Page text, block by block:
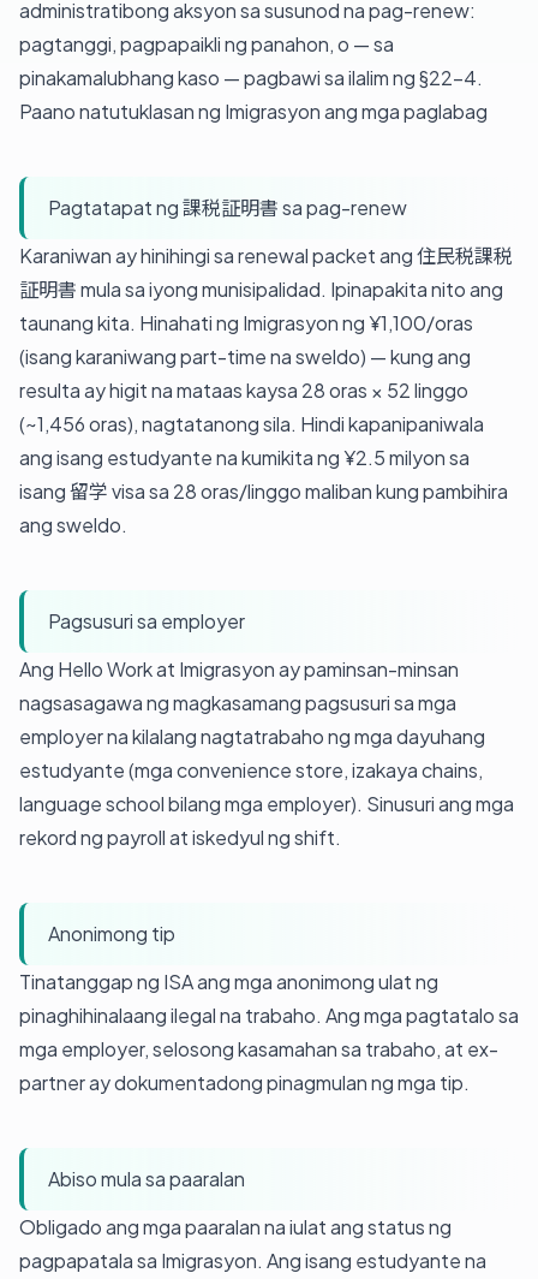
administratibong aksyon sa susunod na pag-renew:
pagtanggi, pagpapaikli ng panahon, o — sa
pinakamalubhang kaso — pagbawi sa ilalim ng §22-4.
Paano natutuklasan ng Imigrasyon ang mga paglabag
Pagtatapat ng 課税証明書 sa pag-renew
Karaniwan ay hinihingi sa renewal packet ang 住民税課税
証明書 mula sa iyong munisipalidad. Ipinapakita nito ang
taunang kita. Hinahati ng Imigrasyon ng ¥1,100/oras
(isang karaniwang part-time na sweldo) — kung ang
resulta ay higit na mataas kaysa 28 oras × 52 linggo
(~1,456 oras), nagtatanong sila. Hindi kapanipaniwala
ang isang estudyante na kumikita ng ¥2.5 milyon sa
isang 留学 visa sa 28 oras/linggo maliban kung pambihira
ang sweldo.
Pagsusuri sa employer
Ang Hello Work at Imigrasyon ay paminsan-minsan
nagsasagawa ng magkasamang pagsusuri sa mga
employer na kilalang nagtatrabaho ng mga dayuhang
estudyante (mga convenience store, izakaya chains,
language school bilang mga employer). Sinusuri ang mga
rekord ng payroll at iskedyul ng shift.
Anonimong tip
Tinatanggap ng ISA ang mga anonimong ulat ng
pinaghihinalaang ilegal na trabaho. Ang mga pagtatalo sa
mga employer, selosong kasamahan sa trabaho, at ex-
partner ay dokumentadong pinagmulan ng mga tip.
Abiso mula sa paaralan
Obligado ang mga paaralan na iulat ang status ng
pagpapatala sa Imigrasyon. Ang isang estudyante na